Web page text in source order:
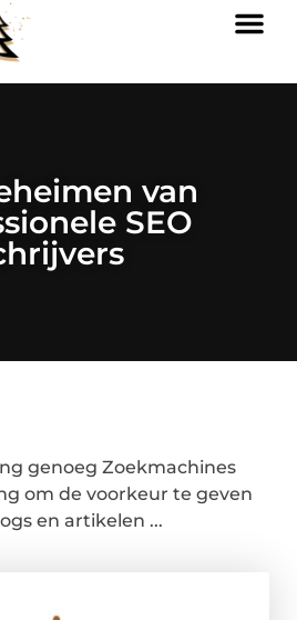
van
SEO
genoeg Zoekmachines
om de voorkeur te geven
en artikelen ...